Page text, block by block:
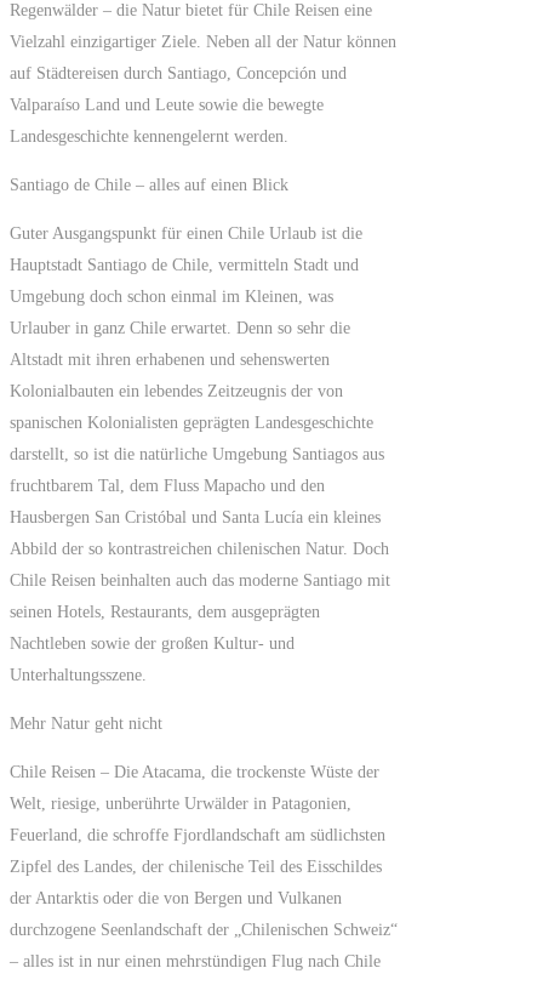
Regenwälder – die Natur bietet für Chile Reisen eine
Vielzahl einzigartiger Ziele. Neben all der Natur können
auf Städtereisen durch Santiago, Concepción und
Valparaíso Land und Leute sowie die bewegte
Landesgeschichte kennengelernt werden.
Santiago de Chile – alles auf einen Blick
Guter Ausgangspunkt für einen Chile Urlaub ist die
Hauptstadt Santiago de Chile, vermitteln Stadt und
Umgebung doch schon einmal im Kleinen, was
Urlauber in ganz Chile erwartet. Denn so sehr die
Altstadt mit ihren erhabenen und sehenswerten
Kolonialbauten ein lebendes Zeitzeugnis der von
spanischen Kolonialisten geprägten Landesgeschichte
darstellt, so ist die natürliche Umgebung Santiagos aus
fruchtbarem Tal, dem Fluss Mapacho und den
Hausbergen San Cristóbal und Santa Lucía ein kleines
Abbild der so kontrastreichen chilenischen Natur. Doch
Chile Reisen beinhalten auch das moderne Santiago mit
seinen Hotels, Restaurants, dem ausgeprägten
Nachtleben sowie der großen Kultur- und
Unterhaltungsszene.
Mehr Natur geht nicht
Chile Reisen – Die Atacama, die trockenste Wüste der
Welt, riesige, unberührte Urwälder in Patagonien,
Feuerland, die schroffe Fjordlandschaft am südlichsten
Zipfel des Landes, der chilenische Teil des Eisschildes
der Antarktis oder die von Bergen und Vulkanen
durchzogene Seenlandschaft der „Chilenischen Schweiz“
– alles ist in nur einen mehrstündigen Flug nach Chile